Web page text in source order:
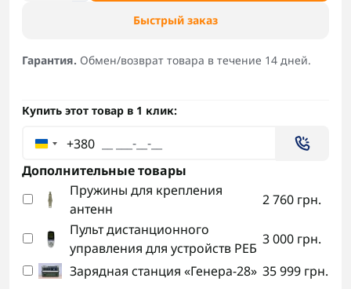
Быстрый заказ
Гарантия. Обмен/возврат товара в течение 14 дней.
Купить этот товар в 1 клик:
+380
Дополнительные товары
Пружины для крепления
антенн
2 760 грн.
Пульт дистанционного
управления для устройств РЕБ
3 000 грн.
Зарядная станция «Генера-28» 35 999 грн.